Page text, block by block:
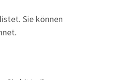
Sie können